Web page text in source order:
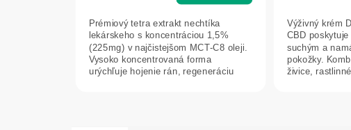
Prémiový tetra extrakt nechtíka
lekárskeho s koncentráciou 1,5%
(225mg) v najčistejšom MCT-C8 oleji.
Vysoko koncentrovaná forma
urýchľuje hojenie rán, regeneráciu
Výživný krém
CBD
suchým a
pokožky.
živice,